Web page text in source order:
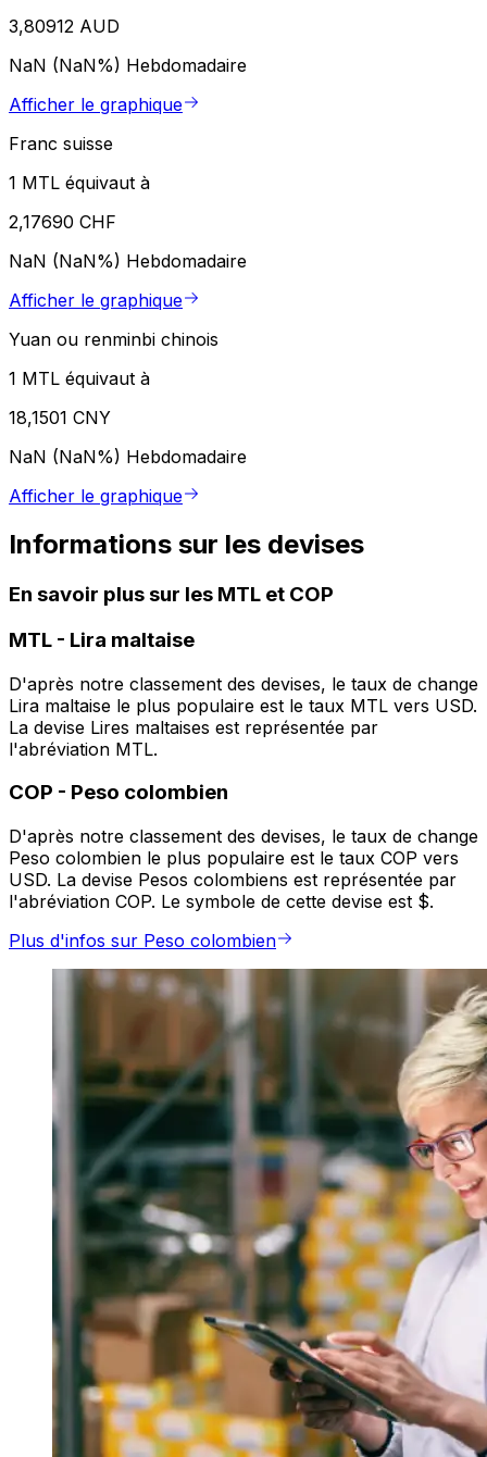
3,80912 AUD
NaN (NaN%) Hebdomadaire
Afficher le graphique
Franc suisse
1 MTL équivaut à
2,17690 CHF
NaN (NaN%) Hebdomadaire
Afficher le graphique
Yuan ou renminbi chinois
1 MTL équivaut à
18,1501 CNY
NaN (NaN%) Hebdomadaire
Afficher le graphique
Informations sur les devises
En savoir plus sur les MTL et COP
MTL - Lira maltaise
D'après notre classement des devises, le taux de change
Lira maltaise le plus populaire est le taux MTL vers USD.
La devise Lires maltaises est représentée par
l'abréviation MTL.
COP - Peso colombien
D'après notre classement des devises, le taux de change
Peso colombien le plus populaire est le taux COP vers
USD. La devise Pesos colombiens est représentée par
l'abréviation COP. Le symbole de cette devise est $.
Plus d'infos sur Peso colombien